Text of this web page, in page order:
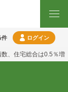
件 ログイン
、住宅総合は0.5％増